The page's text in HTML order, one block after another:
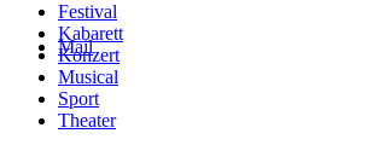
Mail
Festival
Kabarett
Konzert
Musical
Sport
Theater